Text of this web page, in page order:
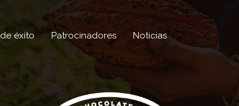
éxito Patrocinadores Noticias